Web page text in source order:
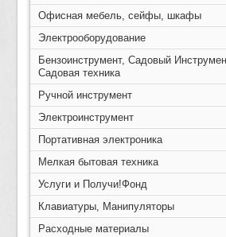
Офисная мебель, сейфы, шкафы
Электрооборудование
Бензоинструмент, Садовый
Садовая техника
Ручной инструмент
Электроинструмент
Портативная электроника
Мелкая бытовая техника
Услуги и Получи!Фонд
Клавиатуры, Манипуляторы
Расходные материалы